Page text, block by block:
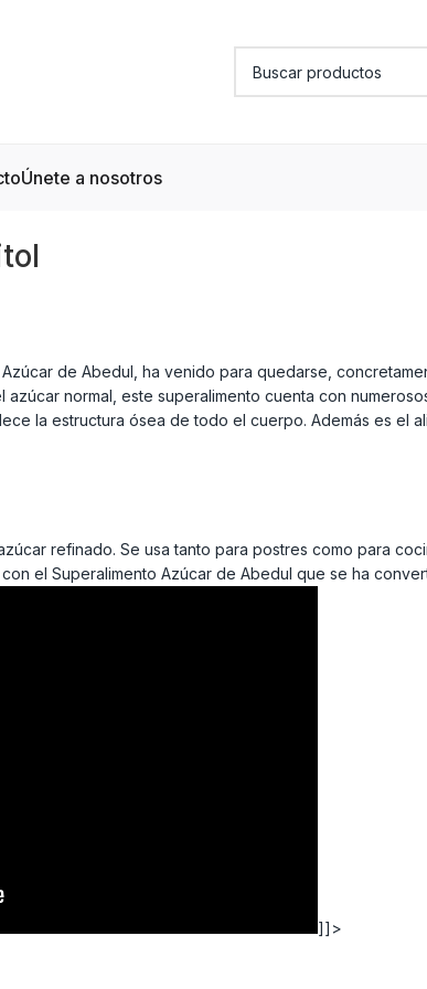
Únete a nosotros
de Abedul, ha venido para quedarse,
normal, este superalimento cuenta con
la estructura ósea de todo el cuerpo. Además es el
refinado. Se usa tanto para postres como para
el Superalimento Azúcar de Abedul que se ha
]]>